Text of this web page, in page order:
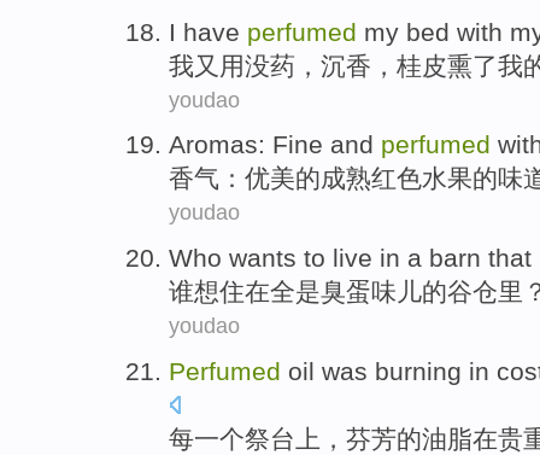
I have perfumed my bed with
我又 用没药 ， 沉香 ， 桂皮熏了我
youdao
Aromas: Fine and perfumed
香气 ： 优美的成熟红色水果的味
youdao
Who wants to live in a barn that
谁想住在全是臭蛋味儿的谷仓里
youdao
Perfumed oil was burning in
每一个祭台上 ， 芬芳的油脂在贵